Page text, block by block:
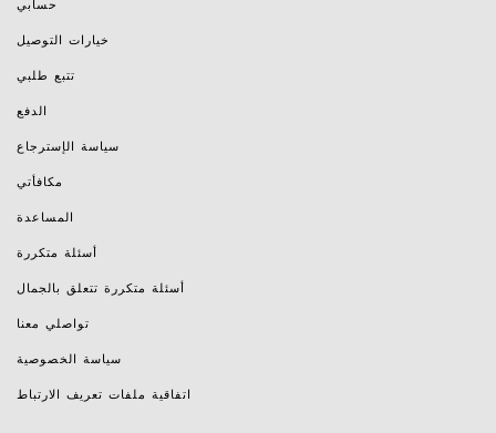
حسابي
خيارات التوصيل
تتبع طلبي
الدفع
سياسة الإسترجاع
مكافأتي
المساعدة
أسئلة متكررة
أسئلة متكررة تتعلق بالجمال
تواصلي معنا
سياسة الخصوصية
اتفاقية ملفات تعريف الارتباط